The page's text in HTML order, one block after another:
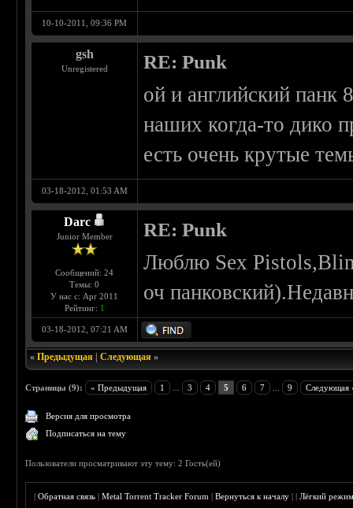
10-10-2011, 09:36 PM
gsh
Unregistered RE: Punk
ой и английский панк
наших когда-то дико
есть очень крутые
03-18-2012, 01:53 AM
Darc
Junior Member
Сообщений: 24
Темы: 0
У нас с: Apr 2011
Рейтинг: 1
RE: Punk
Люблю Sex
оч
03-18-2012, 07:21 AM
«Предыдущая |Следующая »
Страницы (9): « Предыдущая 1 3 4 5 6 7 9 Следующая
Версия для просмотра
Подписаться на тему
Пользователи просматривают эту тему: 2 Гость(ей)
|Обратная связь |Metal Torrent Tracker Forum |Вернуться к началу ||Лёгкий